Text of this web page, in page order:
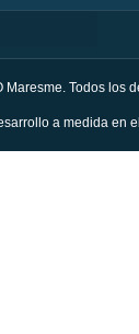
Maresme. Todos los
a medida en